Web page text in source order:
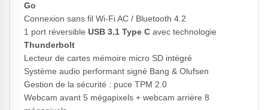
Go
Connexion sans fil Wi-Fi AC / Bluetooth 4.2
1 port réversible USB 3.1 Type C avec technologie
Thunderbolt
Lecteur de cartes mémoire micro SD intégré
Système audio performant signé Bang & Olufsen
Gestion de la sécurité : puce TPM 2.0
Webcam avant 5 mégapixels + webcam arrière 8